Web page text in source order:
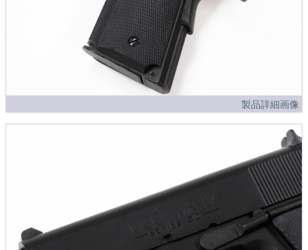
製品詳細画像